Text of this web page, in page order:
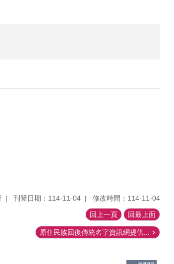
刊登日期：114-11-04 修改時間：114-11-04
回上一頁 回最上面
原住民族回復傳統名字資訊網提供...